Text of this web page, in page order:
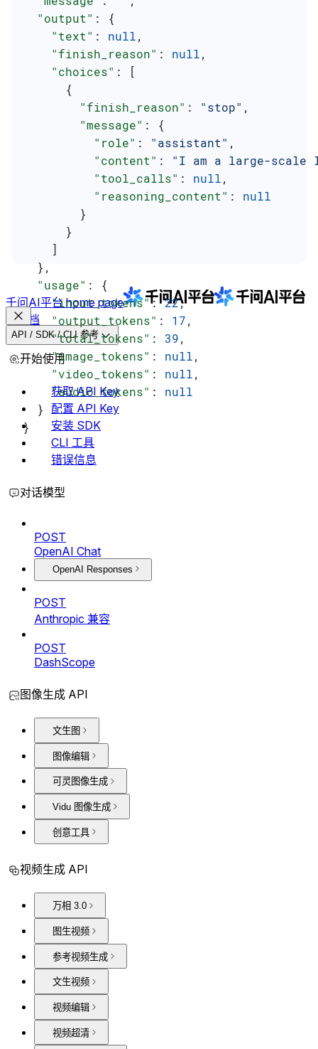
  "output"
: {
    "text"
: null,
    "finish_reason"
: null,
    "choices"
: [
      {
        "finish_reason"
: "stop" ,
        "message"
: {
          "role"
: "assistant" ,
          "content"
: "I am a large-scale
          "tool_calls"
: null,
          "reasoning_content"
: null
        }
      }
    ]
  },
  "usage"
: {
    "input_tokens"
: 22,
    "output_tokens"
: 17,
    "total_tokens"
: 39,
    "image_tokens"
: null,
    "video_tokens"
: null,
    "audio_tokens"
: null
  }
}
千问AI平台home page
文档
API / SDK / CLI 参考
开始使用
获取 API Key
配置 API Key
安装 SDK
CLI 工具
错误信息
对话模型
POST
OpenAI Chat
OpenAI Responses
POST
Anthropic 兼容
POST
DashScope
图像生成 API
文生图
图像编辑
可灵图像生成
Vidu 图像生成
创意工具
视频生成 API
万相 3.0
图生视频
参考视频生成
文生视频
视频编辑
视频超清